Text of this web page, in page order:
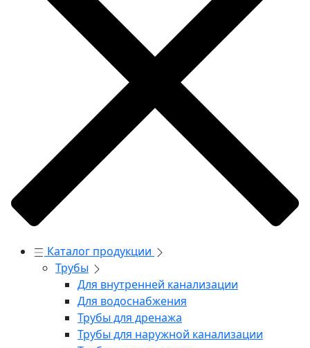
Каталог продукции
Трубы
Для внутренней канализации
Для водоснабжения
Трубы для дренажа
Трубы для наружной канализации